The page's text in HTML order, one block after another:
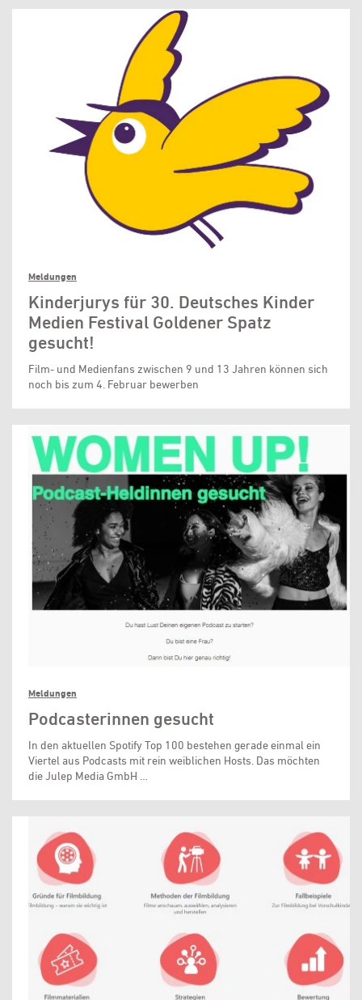
Meldungen
Kinderjurys für 30. Deutsches Kinder
Medien Festival Goldener Spatz
gesucht!
Film- und Medienfans zwischen 9 und 13 Jahren können sich
noch bis zum 4. Februar bewerben
Meldungen
Podcasterinnen gesucht
In den aktuellen Spotify Top 100 bestehen gerade einmal ein
Viertel aus Podcasts mit rein weiblichen Hosts. Das möchten
die Julep Media GmbH …